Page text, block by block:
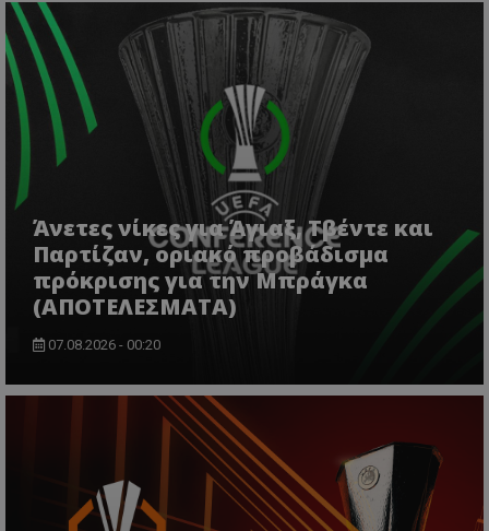
Άνετες νίκες για Άγιαξ, Τβέντε και
Παρτίζαν, οριακό προβάδισμα
πρόκρισης για την Μπράγκα
(ΑΠΟΤΕΛΕΣΜΑΤΑ)
07.08.2026 - 00:20